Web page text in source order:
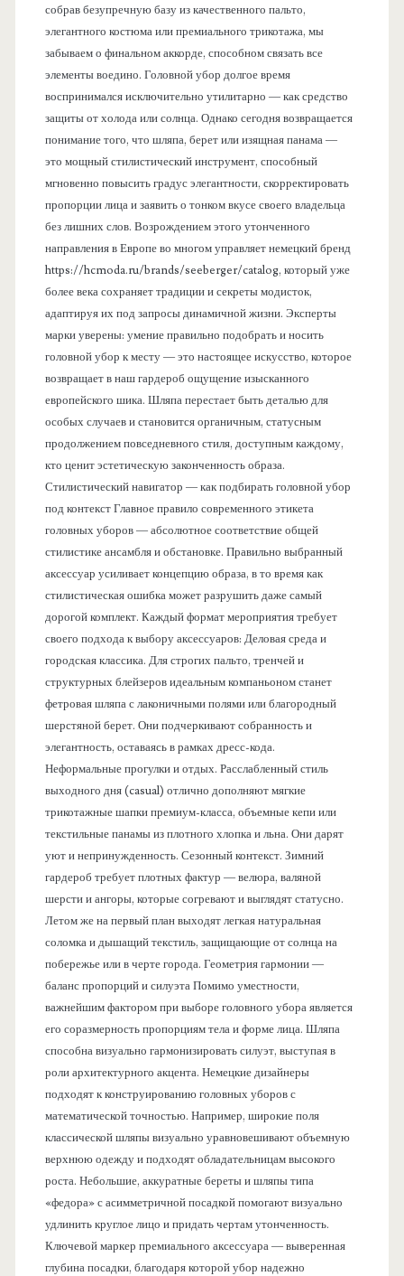
собрав безупречную базу из качественного пальто,
элегантного костюма или премиального трикотажа, мы
забываем о финальном аккорде, способном связать все
элементы воедино. Головной убор долгое время
воспринимался исключительно утилитарно — как средство
защиты от холода или солнца. Однако сегодня возвращается
понимание того, что шляпа, берет или изящная панама —
это мощный стилистический инструмент, способный
мгновенно повысить градус элегантности, скорректировать
пропорции лица и заявить о тонком вкусе своего владельца
без лишних слов. Возрождением этого утонченного
направления в Европе во многом управляет немецкий бренд
https://hcmoda.ru/brands/seeberger/catalog, который уже
более века сохраняет традиции и секреты модисток,
адаптируя их под запросы динамичной жизни. Эксперты
марки уверены: умение правильно подобрать и носить
головной убор к месту — это настоящее искусство, которое
возвращает в наш гардероб ощущение изысканного
европейского шика. Шляпа перестает быть деталью для
особых случаев и становится органичным, статусным
продолжением повседневного стиля, доступным каждому,
кто ценит эстетическую законченность образа.
Стилистический навигатор — как подбирать головной убор
под контекст Главное правило современного этикета
головных уборов — абсолютное соответствие общей
стилистике ансамбля и обстановке. Правильно выбранный
аксессуар усиливает концепцию образа, в то время как
стилистическая ошибка может разрушить даже самый
дорогой комплект. Каждый формат мероприятия требует
своего подхода к выбору аксессуаров: Деловая среда и
городская классика. Для строгих пальто, тренчей и
структурных блейзеров идеальным компаньоном станет
фетровая шляпа с лаконичными полями или благородный
шерстяной берет. Они подчеркивают собранность и
элегантность, оставаясь в рамках дресс-кода.
Неформальные прогулки и отдых. Расслабленный стиль
выходного дня (casual) отлично дополняют мягкие
трикотажные шапки премиум-класса, объемные кепи или
текстильные панамы из плотного хлопка и льна. Они дарят
уют и непринужденность. Сезонный контекст. Зимний
гардероб требует плотных фактур — велюра, валяной
шерсти и ангоры, которые согревают и выглядят статусно.
Летом же на первый план выходят легкая натуральная
соломка и дышащий текстиль, защищающие от солнца на
побережье или в черте города. Геометрия гармонии —
баланс пропорций и силуэта Помимо уместности,
важнейшим фактором при выборе головного убора является
его соразмерность пропорциям тела и форме лица. Шляпа
способна визуально гармонизировать силуэт, выступая в
роли архитектурного акцента. Немецкие дизайнеры
подходят к конструированию головных уборов с
математической точностью. Например, широкие поля
классической шляпы визуально уравновешивают объемную
верхнюю одежду и подходят обладательницам высокого
роста. Небольшие, аккуратные береты и шляпы типа
«федора» с асимметричной посадкой помогают визуально
удлинить круглое лицо и придать чертам утонченность.
Ключевой маркер премиального аксессуара — выверенная
глубина посадки, благодаря которой убор надежно